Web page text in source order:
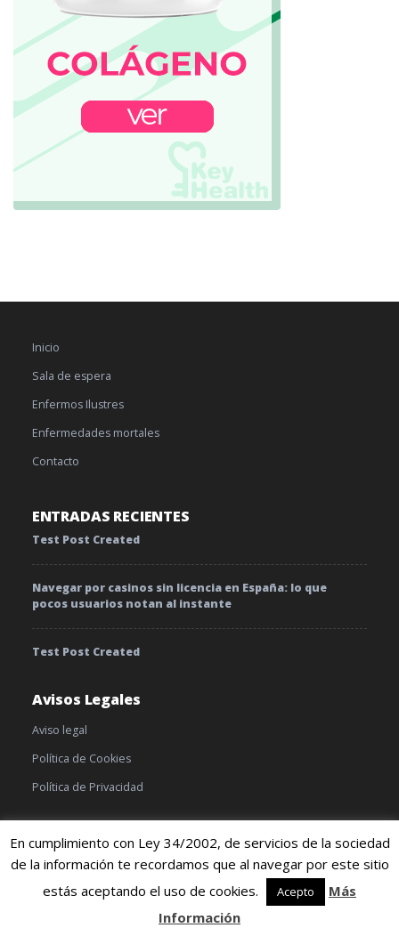
Inicio
Sala de espera
Enfermos Ilustres
Enfermedades mortales
Contacto
ENTRADAS RECIENTES
Test Post Created
Navegar por casinos sin licencia en España: lo que
pocos usuarios notan al instante
Test Post Created
Avisos Legales
Aviso legal
Política de Cookies
Política de Privacidad
© 2019 TratamientoyEnfermedades | Cookies|Terminos y
condiciones
En cumplimiento con Ley 34/2002, de servicios de la sociedad
de la información te recordamos que al navegar por este sitio
estás aceptando el uso de cookies.
Acepto
Más
Información